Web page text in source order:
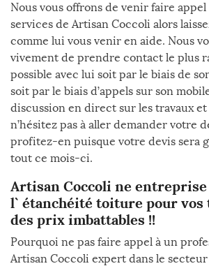
Nous vous offrons de venir faire
services de Artisan Coccoli alors
comme lui vous venir en aide. Nous
vivement de prendre contact le plus
possible avec lui soit par le biais de
soit par le biais d’appels sur son
discussion en direct sur les travaux
n’hésitez pas à aller demander votre
profitez-en puisque votre devis sera
tout ce mois-ci.
Artisan Coccoli ne
l` étanchéité toiture pour vos
des prix imbattables !!
Pourquoi ne pas faire appel à un
Artisan Coccoli expert dans le